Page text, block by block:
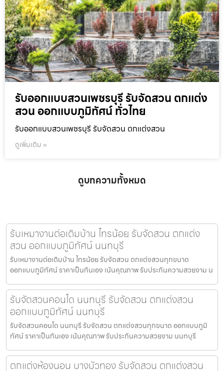
รับออกแบบสวนเพชรบุรี รับจัดสวน ตกแต่ง
สวน ออกแบบภูมิทัศน์ ทั่วไทย
รับออกแบบสวนเพชรบุรี รับจัดสวน ตกแต่งสวน
ดูเพิ่มเติม »
ดูบทความทั้งหมด
รับเหมางานต่อเติมบ้าน ไทรน้อย รับจัดสวน ตกแต่ง
สวน ออกแบบภูมิทัศน์ นนทบุรี
รับเหมางานต่อเติมบ้าน ไทรน้อย รับจัดสวน ตกแต่งสวนทุกขนาด
ออกแบบภูมิทัศน์ ราคาเป็นกันเอง เน้นคุณภาพ รับประกันความสวยงาม น
รับจัดสวนคอนโด นนทบุรี รับจัดสวน ตกแต่งสวน
ออกแบบภูมิทัศน์ นนทบุรี
รับจัดสวนคอนโด นนทบุรี รับจัดสวน ตกแต่งสวนทุกขนาด ออกแบบภูมิ
ทัศน์ ราคาเป็นกันเอง เน้นคุณภาพ รับประกันความสวยงาม นนทบุรี
ตกแต่งห้องนอน บางบัวทอง รับจัดสวน ตกแต่งสวน